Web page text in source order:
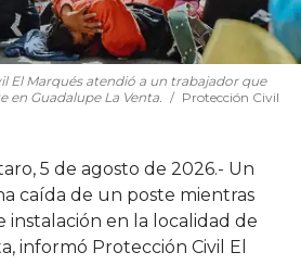
El Marqués atendió a un trabajador que
en Guadalupe La Venta.
Protección Civil
5 de agosto de 2026.- Un
caída de un poste mientras
instalación en la localidad de
informó Protección Civil El